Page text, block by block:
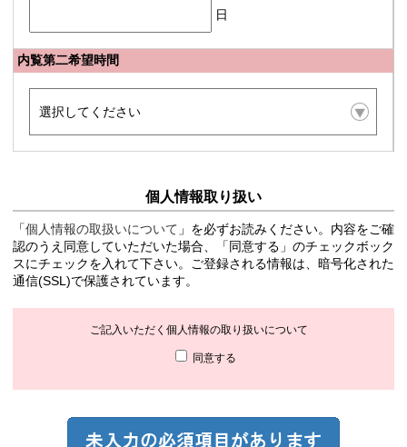
日
内覧第二希望時間
個人情報取り扱い
「個人情報の取扱いについて 」を必ずお読みください。内容をご確
認のうえ同意していただいた場合、「同意する」のチェックボック
スにチェックを入れて下さい。ご登録される情報は、暗号化された
通信(SSL)で保護されています。
ご記入いただく個人情報の取り扱いについて
同意する